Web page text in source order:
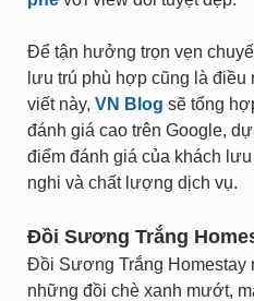
Để tận hưởng trọn vẹn
lưu trú phù hợp cũng là điều
viết này, VN Blog sẽ tổng
đánh giá cao trên Google,
điểm đánh giá của khách
nghi và chất lượng dịch vụ.
Đồi Sương Trắng
Đồi Sương Trắng Homestay
những đồi chè xanh mướt,